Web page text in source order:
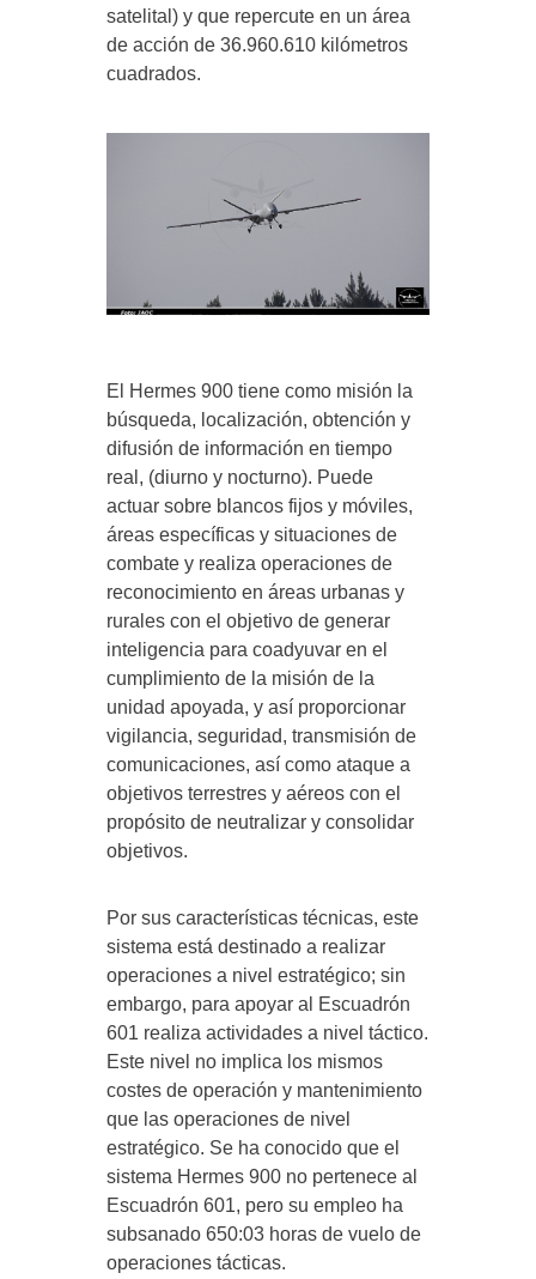
satelital) y que repercute en un área
de acción de 36.960.610 kilómetros
cuadrados.
El Hermes 900 tiene como misión la
búsqueda, localización, obtención y
difusión de información en tiempo
real, (diurno y nocturno). Puede
actuar sobre blancos fijos y móviles,
áreas específicas y situaciones de
combate y realiza operaciones de
reconocimiento en áreas urbanas y
rurales con el objetivo de generar
inteligencia para coadyuvar en el
cumplimiento de la misión de la
unidad apoyada, y así proporcionar
vigilancia, seguridad, transmisión de
comunicaciones, así como ataque a
objetivos terrestres y aéreos con el
propósito de neutralizar y consolidar
objetivos.
Por sus características técnicas, este
sistema está destinado a realizar
operaciones a nivel estratégico; sin
embargo, para apoyar al Escuadrón
601 realiza actividades a nivel táctico.
Este nivel no implica los mismos
costes de operación y mantenimiento
que las operaciones de nivel
estratégico. Se ha conocido que el
sistema Hermes 900 no pertenece al
Escuadrón 601, pero su empleo ha
subsanado 650:03 horas de vuelo de
operaciones tácticas.